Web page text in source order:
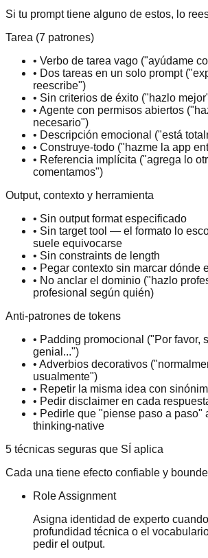
Si tu prompt tiene alguno de estos, lo
Tarea (7 patrones)
• Verbo de tarea vago ("ayúdame
• Dos tareas en un solo prompt
reescribe")
• Sin criterios de éxito ("hazlo
• Agente con permisos abiertos
necesario")
• Descripción emocional ("está
• Construye-todo ("hazme la app
• Referencia implícita ("agrega lo
comentamos")
Output, contexto y herramienta
• Sin output format especificado
• Sin target tool — el formato lo
suele equivocarse
• Sin constraints de length
• Pegar contexto sin marcar dónde
• No anclar el dominio ("hazlo
profesional según quién)
Anti-patrones de tokens
• Padding promocional ("Por favor,
genial...")
• Adverbios decorativos
usualmente")
• Repetir la misma idea con
• Pedir disclaimer en cada
• Pedirle que "piense paso a paso"
thinking-native
5 técnicas seguras que SÍ aplica
Cada una tiene efecto confiable y
Role Assignment
Asigna identidad de experto
profundidad técnica o el
pedir el output.